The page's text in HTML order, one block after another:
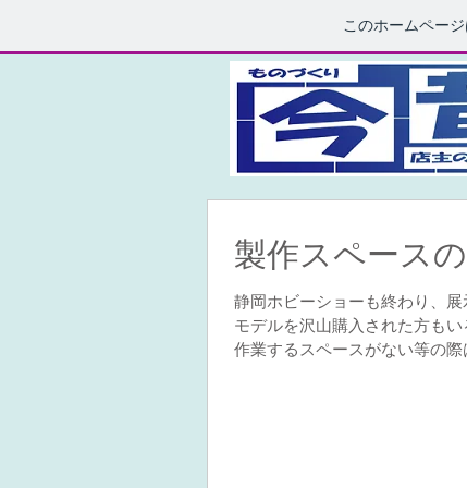
このホームペー
製作スペース
静岡ホビーショーも終わり、
モデルを沢山購入された方も
作業するスペースがない等の